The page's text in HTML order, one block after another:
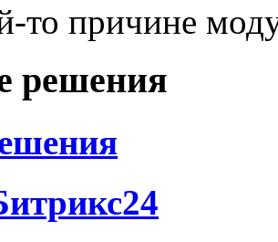
то причине
решения